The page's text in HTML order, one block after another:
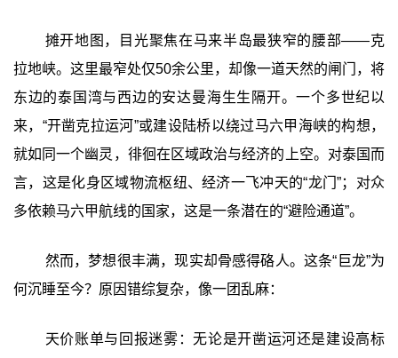
摊开地图，目光聚焦在马来半岛最狭窄的腰部——克
拉地峡。这里最窄处仅50余公里，却像一道天然的闸门，将
东边的泰国湾与西边的安达曼海生生隔开。一个多世纪以
来，“开凿克拉运河”或建设陆桥以绕过马六甲海峡的构想，
就如同一个幽灵，徘徊在区域政治与经济的上空。对泰国而
言，这是化身区域物流枢纽、经济一飞冲天的“龙门”；对众
多依赖马六甲航线的国家，这是一条潜在的“避险通道”。
然而，梦想很丰满，现实却骨感得硌人。这条“巨龙”为
何沉睡至今？原因错综复杂，像一团乱麻：
天价账单与回报迷雾：无论是开凿运河还是建设高标